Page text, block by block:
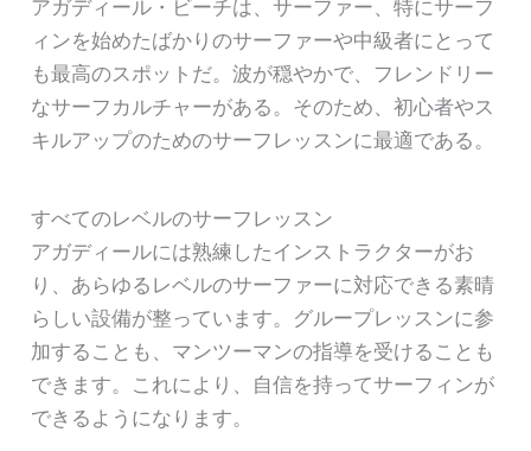
アガディール・ビーチは、サーファー、特にサーフ
ィンを始めたばかりのサーファーや中級者にとって
も最高のスポットだ。波が穏やかで、フレンドリー
なサーフカルチャーがある。そのため、初心者やス
キルアップのためのサーフレッスンに最適である。
すべてのレベルのサーフレッスン
アガディールには熟練したインストラクターがお
り、あらゆるレベルのサーファーに対応できる素晴
らしい設備が整っています。グループレッスンに参
加することも、マンツーマンの指導を受けることも
できます。これにより、自信を持ってサーフィンが
できるようになります。